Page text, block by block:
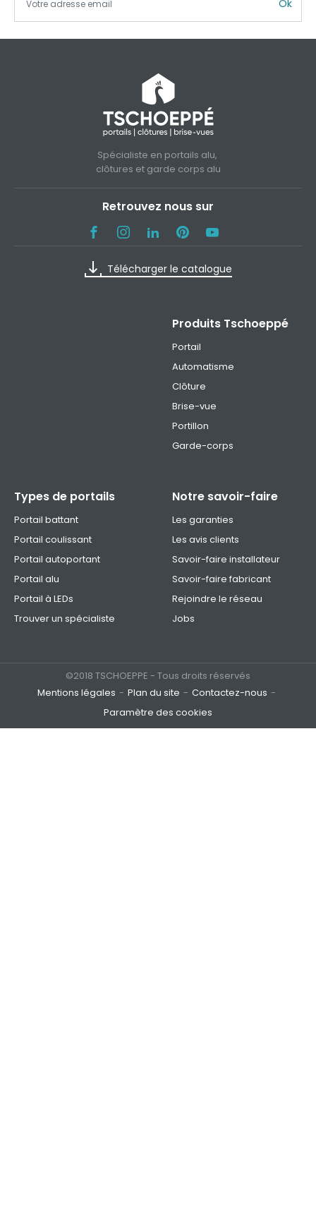
Ok
Spécialiste en portails alu,
clôtures et garde corps alu
Retrouvez nous sur
Télécharger le catalogue
Produits Tschoeppé
Portail
Automatisme
Clôture
Brise-vue
Portillon
Garde-corps
Types de portails
Portail battant
Portail coulissant
Portail autoportant
Portail alu
Portail à LEDs
Trouver un spécialiste
Notre savoir-faire
Les garanties
Les avis clients
Savoir-faire installateur
Savoir-faire fabricant
Rejoindre le réseau
Jobs
©2018 TSCHOEPPE - Tous droits réservés
Mentions légales
Plan du site
Contactez-nous
Paramètre des cookies